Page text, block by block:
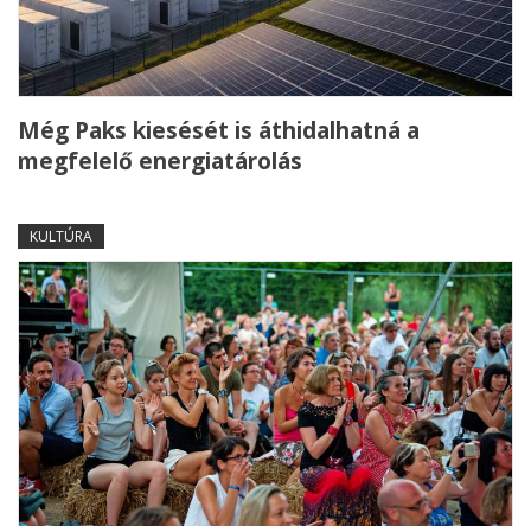
Még Paks kiesését is áthidalhatná a
megfelelő energiatárolás
KULTÚRA